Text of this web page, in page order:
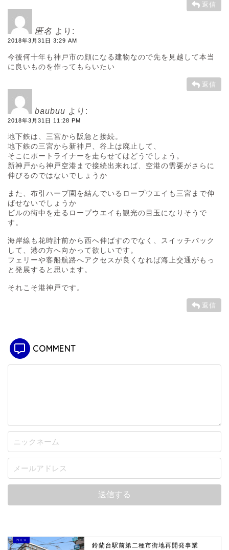
返信
匿名 より:
2018年3月31日 3:29 AM
今後何十年も神戸市の顔になる建物なので先を見越して本当
に良いものを作ってもらいたい
返信
baubuu より:
2018年3月31日 11:28 PM
地下鉄は、三宮から阪急と接続。
地下鉄の三宮から新神戸、谷上は廃止して、
そこにポートライナーを走らせてはどうでしょう。
新神戸から神戸空港まで接続出来れば、空港の需要がさらに
伸びるのではないでしょうか
また、布引ハーブ園を結んでいるロープウエイも三宮まで伸
ばせないでしょうか
ビルの街中を走るロープウエイも観光の目玉になりそうで
す。
海岸線も花時計前から西へ伸ばすのでなく、スイッチバック
して、港の方へ向かって欲しいです。
フェリーや客船航路へアクセスが良くなれば海上交通がもっ
と発展すると思います。
それこそ港神戸です。
返信
COMMENT
鈴蘭台駅前第二種市街地再開発事業